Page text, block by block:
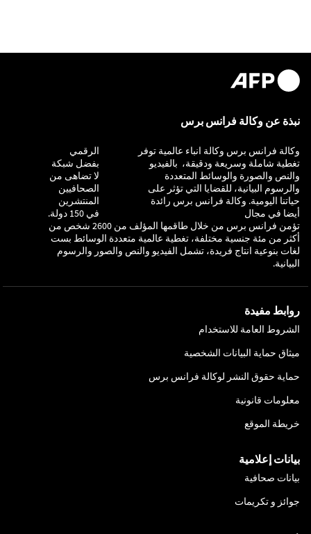
نبذة عن وكالة فرانس برس
وكالة فرانس برس وكالة انباء عالمية توفر
تغطية شاملة وسريعة ودقيقة، بالفيديو
والنص والصورة والوسائط المتعددة
والرسوم البيانية، للقضايا التي تؤثر على
حياتنا اليومية. وكالة فرانس برس رائدة
أيضا في مجال
الرقمي
بفضل شبكة
لا تضاهى من
الصحافيين
المنتشرين
في 150 دولة.
تؤمن فرانس برس من خلال طاقمها المؤلف من 2600 شخص من
أكثر من مئة جنسية مختلفة، تغطية عالمية متعددة الوسائط بست
لغات بنوعية انتاج فريدة، تشمل الفيديو والنص والصور والرسوم
البيانية.
روابط مفيدة
الشروط العامة للاستخدام
ميثاق حماية البيانات الشخصية
حماية حقوق النشر لوكالة فرانس برس
معلومات قانونية
خريطة الموقع
بيانات إعلامية
بيانات صحافية
جوائز و تكريمات